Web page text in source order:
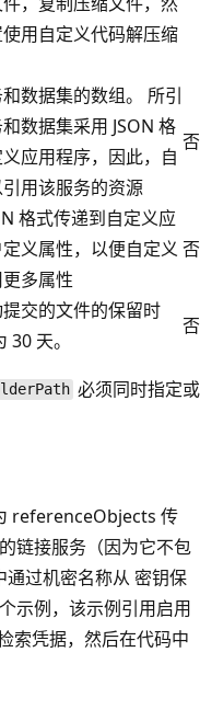
用自定义代码解压缩
数据集的数组。 所引
数据集采用 JSON 格
应用程序，因此，自
用该服务的资源
否
格式传递到自定义应
义属性，以便自定义
多属性
否
交的文件的保留时
30 天。
否
必须同时指定或
referenceObjects 传
链接服务（因为它不包
过机密名称从 密钥保
示例，该示例引用启用
索凭据，然后在代码中